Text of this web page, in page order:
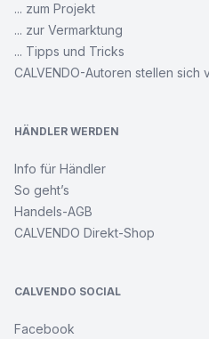
... zum Projekt
... zur Vermarktung
... Tipps und Tricks
CALVENDO-Autoren stellen sich
HÄNDLER WERDEN
Info für Händler
So geht’s
Handels-AGB
CALVENDO Direkt-Shop
CALVENDO SOCIAL
Facebook